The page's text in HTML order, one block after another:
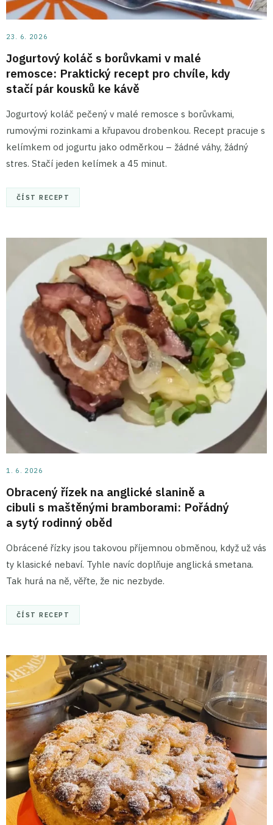
23. 6. 2026
Jogurtový koláč s borůvkami v malé
remosce: Praktický recept pro chvíle, kdy
stačí pár kousků ke kávě
Jogurtový koláč pečený v malé remosce s borůvkami,
rumovými rozinkami a křupavou drobenkou. Recept pracuje s
kelímkem od jogurtu jako odměrkou – žádné váhy, žádný
stres. Stačí jeden kelímek a 45 minut.
ČÍST RECEPT
1. 6. 2026
Obracený řízek na anglické slanině a
cibuli s maštěnými bramborami: Pořádný
a sytý rodinný oběd
Obrácené řízky jsou takovou příjemnou obměnou, když už vás
ty klasické nebaví. Tyhle navíc doplňuje anglická smetana.
Tak hurá na ně, věřte, že nic nezbyde.
ČÍST RECEPT